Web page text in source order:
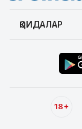
ҚОИДАЛАР
18+